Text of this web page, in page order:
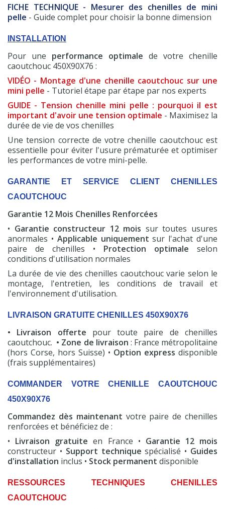
FICHE TECHNIQUE - Mesurer des chenilles de mini
pelle - Guide complet pour choisir la bonne dimension
INSTALLATION
Pour une performance optimale de votre chenille
caoutchouc 450X90X76 :
VIDÉO - Montage d'une chenille caoutchouc sur une
mini pelle - Tutoriel étape par étape par nos experts
GUIDE - Tension chenille mini pelle : pourquoi il est
important d'avoir une tension optimale - Maximisez la
durée de vie de vos chenilles
Une tension correcte de votre chenille caoutchouc est
essentielle pour éviter l'usure prématurée et optimiser
les performances de votre mini-pelle.
GARANTIE ET SERVICE CLIENT CHENILLES
CAOUTCHOUC
Garantie 12 Mois Chenilles Renforcées
• Garantie constructeur 12 mois sur toutes usures
anormales • Applicable uniquement sur l'achat d'une
paire de chenilles • Protection optimale selon
conditions d'utilisation normales
La durée de vie des chenilles caoutchouc varie selon le
montage, l'entretien, les conditions de travail et
l'environnement d'utilisation.
LIVRAISON GRATUITE CHENILLES 450X90X76
• Livraison offerte pour toute paire de chenilles
caoutchouc. • Zone de livraison : France métropolitaine
(hors Corse, hors Suisse) • Option express disponible
(frais supplémentaires)
COMMANDER VOTRE CHENILLE CAOUTCHOUC
450X90X76
Commandez dès maintenant votre paire de chenilles
renforcées et bénéficiez de :
• Livraison gratuite en France • Garantie 12 mois
constructeur • Support technique spécialisé • Guides
d'installation inclus • Stock permanent disponible
RESSOURCES TECHNIQUES CHENILLES
CAOUTCHOUC